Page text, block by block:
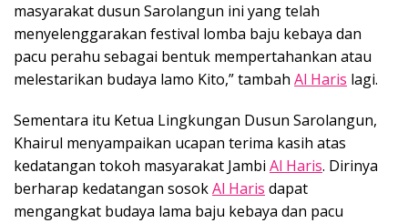
masyarakat dusun Sarolangun ini yang telah
menyelenggarakan festival lomba baju kebaya dan
pacu perahu sebagai bentuk mempertahankan atau
melestarikan budaya lamo Kito,” tambah Al Haris lagi.
Sementara itu Ketua Lingkungan Dusun Sarolangun,
Khairul menyampaikan ucapan terima kasih atas
kedatangan tokoh masyarakat Jambi Al Haris. Dirinya
berharap kedatangan sosokAl Haris dapat
mengangkat budaya lama baju kebaya dan pacu